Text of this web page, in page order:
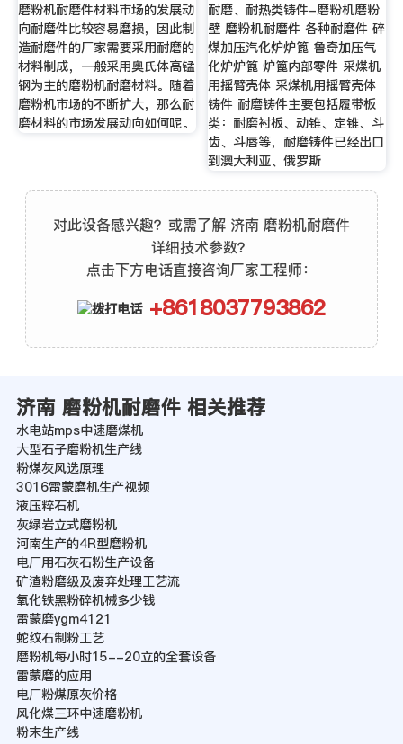
磨粉机耐磨件材料市场的发展动
向耐磨件比较容易磨损，因此制
造耐磨件的厂家需要采用耐磨的
材料制成，一般采用奥氏体高锰
钢为主的磨粉机耐磨材料。随着
磨粉机市场的不断扩大，那么耐
磨材料的市场发展动向如何呢。
耐磨、耐热类铸件-磨粉机磨粉
壁 磨粉机耐磨件 各种耐磨件 碎
煤加压汽化炉炉篦 鲁奇加压气
化炉炉篦 炉篦内部零件 采煤机
用摇臂壳体 采煤机用摇臂壳体
铸件 耐磨铸件主要包括履带板
类：耐磨衬板、动锥、定锥、斗
齿、斗唇等，耐磨铸件已经出口
到澳大利亚、俄罗斯
对此设备感兴趣？或需了解 济南 磨粉机耐磨件
详细技术参数？
点击下方电话直接咨询厂家工程师：
+8618037793862
济南 磨粉机耐磨件 相关推荐
水电站mps中速磨煤机
大型石子磨粉机生产线
粉煤灰风选原理
3016雷蒙磨机生产视频
液压粹石机
灰绿岩立式磨粉机
河南生产的4R型磨粉机
电厂用石灰石粉生产设备
矿渣粉磨级及废弃处理工艺流
氧化铁黑粉碎机械多少钱
雷蒙磨ygm4121
蛇纹石制粉工艺
磨粉机每小时15--20立的全套设备
雷蒙磨的应用
电厂粉煤原灰价格
风化煤三环中速磨粉机
粉末生产线